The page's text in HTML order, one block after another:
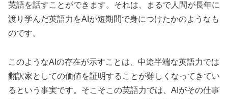
英語を話すことができます。それは、まるで人間が長年に
渡り学んだ英語力をAIが短期間で身につけたかのようなも
のです。
このようなAIの存在が示すことは、中途半端な英語力では
翻訳家としての価値を証明することが難しくなってきてい
るという事実です。そこそこの英語力では、AIがその仕事